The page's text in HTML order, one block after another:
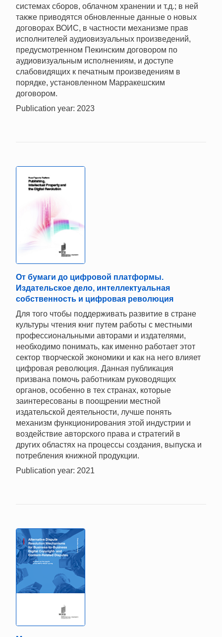
системах сборов, облачном хранении и т.д.; в ней
также приводятся обновленные данные о новых
договорах ВОИС, в частности механизме прав
исполнителей аудиовизуальных произведений,
предусмотренном Пекинским договором по
аудиовизуальным исполнениям, и доступе
слабовидящих к печатным произведениям в
порядке, установленном Марракешским
договором.
Publication year: 2023
От бумаги до цифровой платформы.
Издательское дело, интеллектуальная
собственность и цифровая революция
Для того чтобы поддерживать развитие в стране
культуры чтения книг путем работы с местными
профессиональными авторами и издателями,
необходимо понимать, как именно работает этот
сектор творческой экономики и как на него влияет
цифровая революция. Данная публикация
призвана помочь работникам руководящих
органов, особенно в тех странах, которые
заинтересованы в поощрении местной
издательской деятельности, лучше понять
механизм функционирования этой индустрии и
воздействие авторского права и стратегий в
других областях на процессы создания, выпуска и
потребления книжной продукции.
Publication year: 2021